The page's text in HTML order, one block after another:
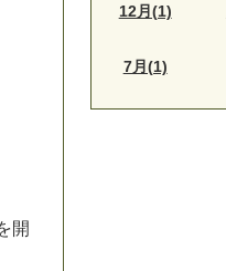
開
12月(1)
7月(1)